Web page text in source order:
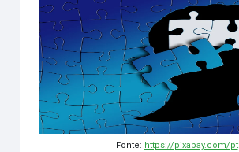
Fonte: https://pixabay.com/pt